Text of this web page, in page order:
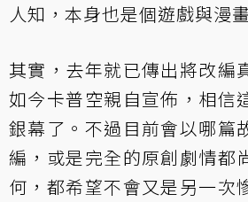
人知，本身也是個遊戲與漫
其實，去年就已傳出將改編
如今卡普空親自宣佈，相信
銀幕了。不過目前會以哪篇
編，或是完全的原創劇情都
何，都希望不會又是另一次